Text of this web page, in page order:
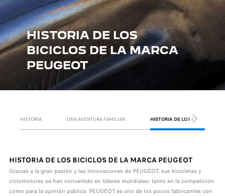
HISTORIA DE LOS
BICICLOS DE LA MARCA
PEUGEOT
HISTORIA UNA AVENTURA FAMILIAR HISTORIA DE LOS BICICLOS
SIGUIENTE
HISTORIA DE LOS BICICLOS DE LA MARCA PEUGEOT
Gracias a la gran pasión y las innovaciones de PEUGEOT, sus bicicletas y
ciclomotores se han convertido en líderes mundiales: tanto en la competición
como para la opinión pública. PEUGEOT es uno de los pocos fabricantes con